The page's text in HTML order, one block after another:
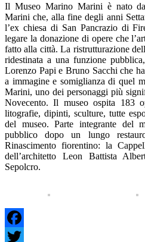
Il Museo Marino Marini è nato
Marini che, alla fine degli anni
l’ex chiesa di San Pancrazio di
legare la donazione di opere che
fatto alla città. La ristrutturazione
ridestinata a una funzione
Lorenzo Papi e Bruno Sacchi che
a immagine e somiglianza di quel
Marini, uno dei personaggi più
Novecento. Il museo ospita 183
litografie, dipinti, sculture, tutte
del museo. Parte integrante del
pubblico dopo un lungo
Rinascimento fiorentino: la
dell’architetto Leon Battista
Sepolcro.
Facebook